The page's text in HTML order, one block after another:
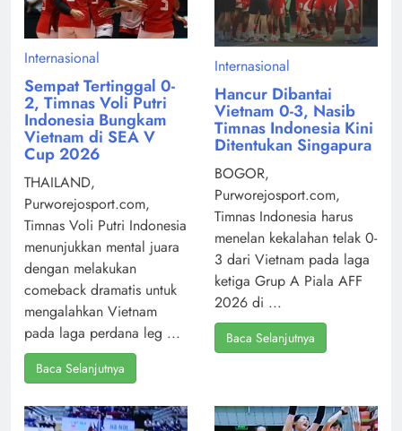
Internasional
Sempat Tertinggal 0-
2, Timnas Voli Putri
Indonesia Bungkam
Vietnam di SEA V
Cup 2026
THAILAND,
Purworejosport.com,
Timnas Voli Putri Indonesia
menunjukkan mental juara
dengan melakukan
comeback dramatis untuk
mengalahkan Vietnam
pada laga perdana leg ...
Baca Selanjutnya
Internasional
Hancur Dibantai
Vietnam 0-3, Nasib
Timnas Indonesia Kini
Ditentukan Singapura
BOGOR,
Purworejosport.com,
Timnas Indonesia harus
menelan kekalahan telak 0-
3 dari Vietnam pada laga
ketiga Grup A Piala AFF
2026 di ...
Baca Selanjutnya